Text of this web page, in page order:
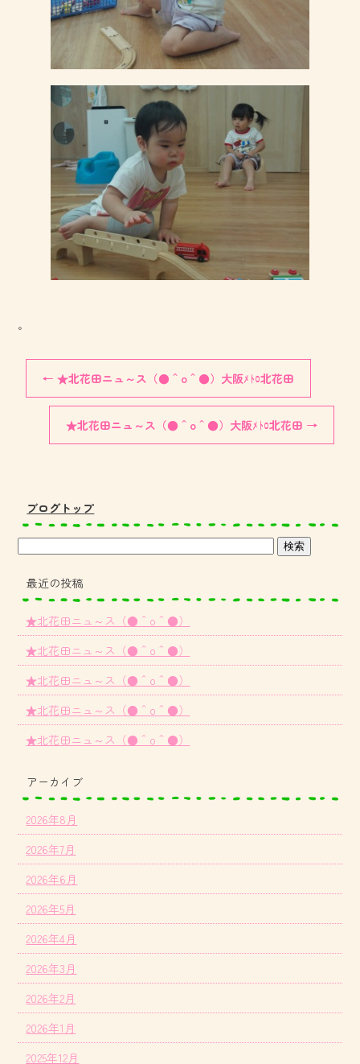
。
← ★北花田ニュ～ス（●＾o＾●）大阪ﾒﾄﾛ北花田
★北花田ニュ～ス（●＾o＾●）大阪ﾒﾄﾛ北花田 →
ブログトップ
最近の投稿
★北花田ニュ～ス（●＾o＾●）
★北花田ニュ～ス（●＾o＾●）
★北花田ニュ～ス（●＾o＾●）
★北花田ニュ～ス（●＾o＾●）
★北花田ニュ～ス（●＾o＾●）
アーカイブ
2026年8月
2026年7月
2026年6月
2026年5月
2026年4月
2026年3月
2026年2月
2026年1月
2025年12月